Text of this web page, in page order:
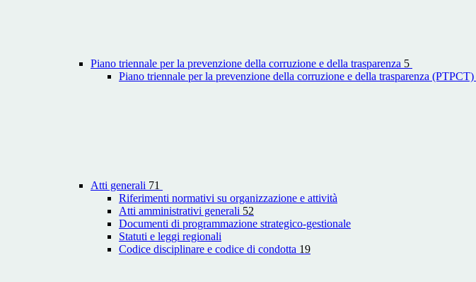
Piano triennale per la prevenzione della corruzione e della trasparenza 5
Piano triennale per la prevenzione della corruzione e della trasparenza (PTPCT)
Atti generali 71
Riferimenti normativi su organizzazione e attività
Atti amministrativi generali 52
Documenti di programmazione strategico-gestionale
Statuti e leggi regionali
Codice disciplinare e codice di condotta 19